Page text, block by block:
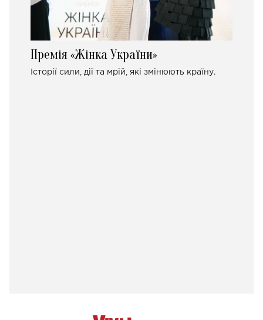
Премія «Жінка України»
Історії сили, дії та мрій, які змінюють країну.